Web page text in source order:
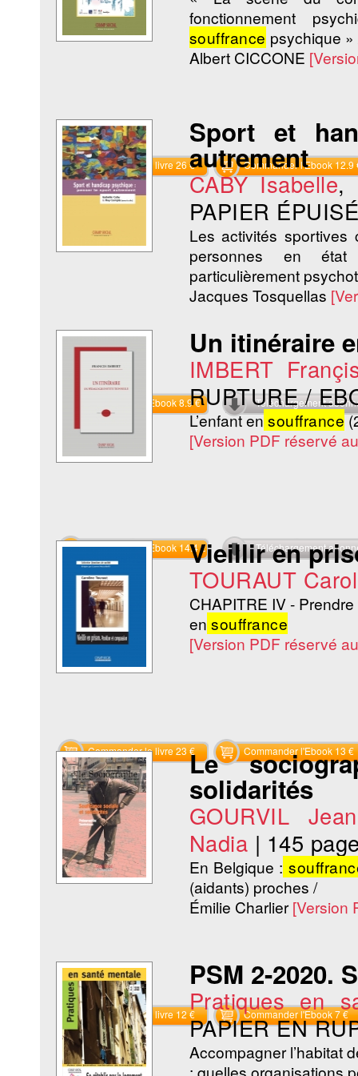
fonctionnement
souffrance psychique »
Albert CICCONE
Commander le livre 26 € Commander l'Ebook 12.9
Sport et
autrement
CABY Isabelle,
PAPIER
Les activités
personnes en
particulièrement
Jacques Tosquellas
Commander l'Ebook 8.9 € Téléchargement
Un itinéraire
IMBERT
RUPTURE /
L’enfant ensouffrance
[Version PDF réservé
Commander l'Ebook 14.4 € Téléchargement
Vieillir en
TOURAUT
CHAPITRE IV -
en souffrance
[Version PDF réservé
Commander le livre 23 € Commander l'Ebook 13 €
Le
solidarités
GOURVIL
Nadia | 145
En Belgique :
(aidants) proches /
Émilie Charlier[Version
Commander le livre 12 € Commander l'Ebook 7 €
PSM 2-2020.
Pratiques en
PAPIER EN
Accompagner l’habitat
: quelles organisations